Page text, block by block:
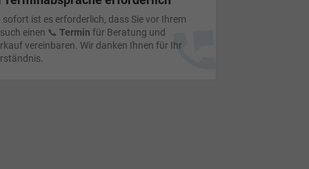
sofort ist es erforderlich, dass Sie vor Ihrem
einen 📞Termin für Beratung und
vereinbaren. Wir danken Ihnen für Ihr